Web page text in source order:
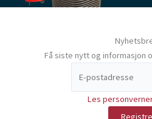
Få siste nytt og informasjon
Les